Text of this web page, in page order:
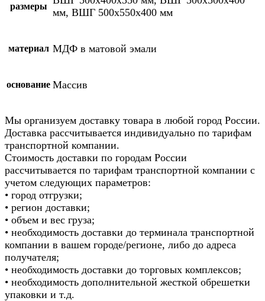
размеры
мм, ВШГ 500х550х400 мм
материал МДФ в матовой эмали
основание Массив
Мы организуем доставку товара в любой город России.
Доставка рассчитывается индивидуально по тарифам
транспортной компании.
Стоимость доставки по городам России
рассчитывается по тарифам транспортной компании с
учетом следующих параметров:
• город отгрузки;
• регион доставки;
• объем и вес груза;
• необходимость доставки до терминала транспортной
компании в вашем городе/регионе, либо до адреса
получателя;
• необходимость доставки до торговых комплексов;
• необходимость дополнительной жесткой обрешетки
упаковки и т.д.